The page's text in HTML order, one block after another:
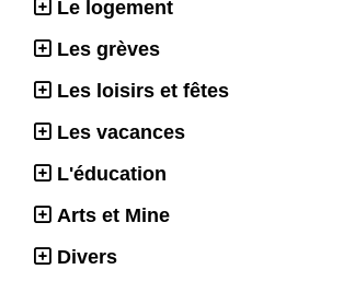
Le logement
Les grèves
Les loisirs et fêtes
Les vacances
L'éducation
Arts et Mine
Divers